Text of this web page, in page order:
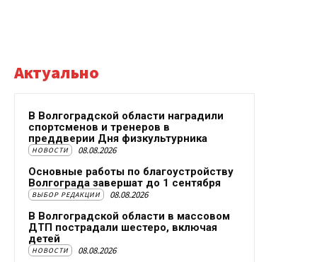
Актуально
В Волгоградской области наградили
спортсменов и тренеров в
преддверии Дня физкультурника
НОВОСТИ 08.08.2026
Основные работы по благоустройству
Волгограда завершат до 1 сентября
ВЫБОР РЕДАКЦИИ 08.08.2026
В Волгоградской области в массовом
ДТП пострадали шестеро, включая
детей
НОВОСТИ 08.08.2026